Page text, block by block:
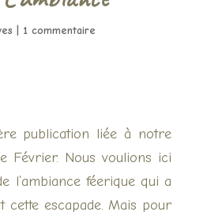
1 commentaire
publication liée à notre
Février. Nous voulions ici
l’ambiance féerique qui a
cette escapade. Mais pour